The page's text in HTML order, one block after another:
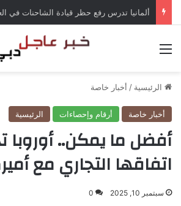
الرئيسية / أخبار خاصة
أخبار خاصة أرقام وإحصاءات الرئيسية
أفضل ما يمكن.. أوروبا
اتفاقها التجاري مع
سبتمبر 10, 2025 0